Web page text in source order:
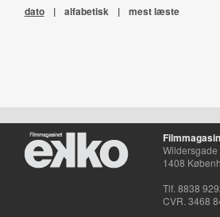
dato | alfabetisk | mest læste
Wildersgade
1408
Tlf. 8838
CVR. 3468